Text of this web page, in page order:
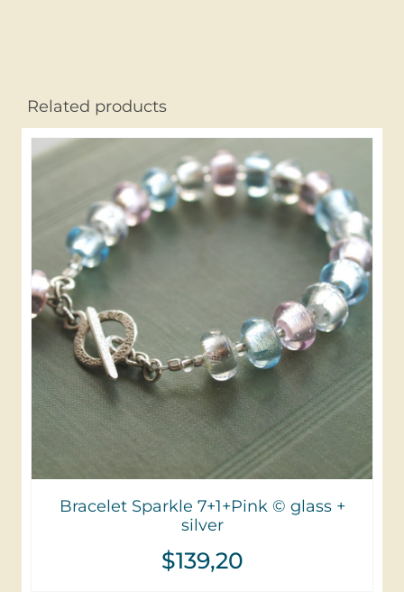
quantity
Related products
Bracelet Sparkle 7+1+Pink © glass +
silver
$139,20